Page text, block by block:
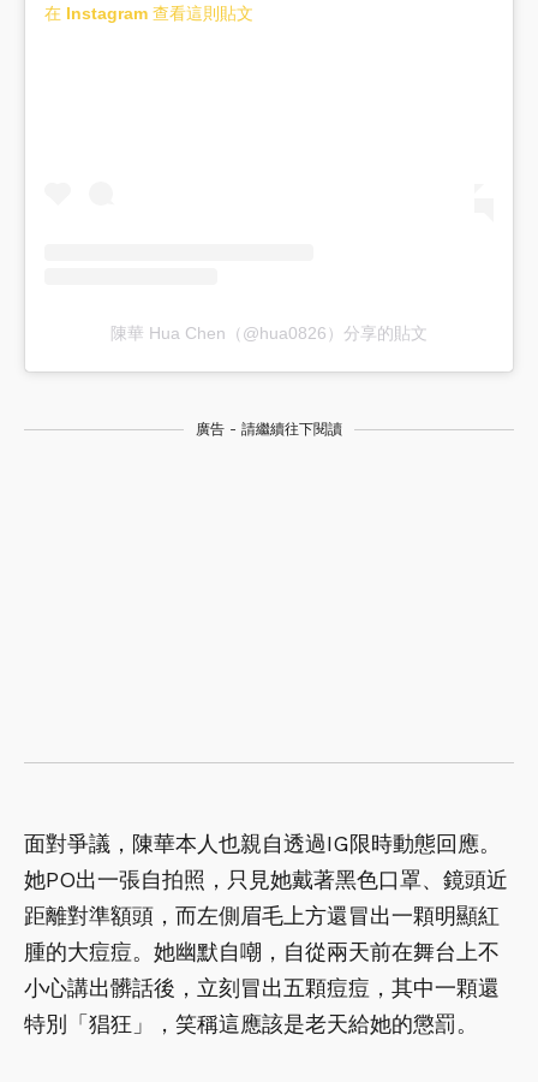
在 Instagram 查看這則貼文
陳華 Hua Chen（@hua0826）分享的貼文
廣告 - 請繼續往下閱讀
面對爭議，陳華本人也親自透過IG限時動態回應。
她PO出一張自拍照，只見她戴著黑色口罩、鏡頭近
距離對準額頭，而左側眉毛上方還冒出一顆明顯紅
腫的大痘痘。她幽默自嘲，自從兩天前在舞台上不
小心講出髒話後，立刻冒出五顆痘痘，其中一顆還
特別「猖狂」，笑稱這應該是老天給她的懲罰。